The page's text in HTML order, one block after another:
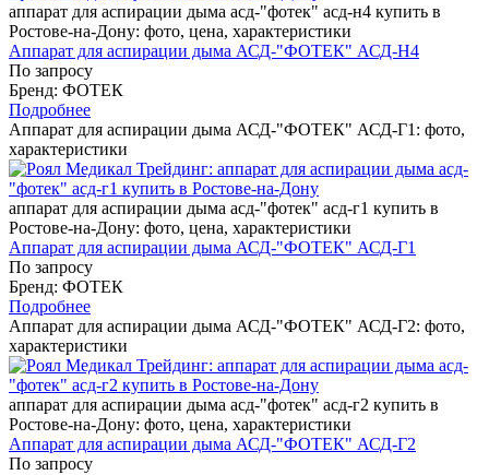
аппарат для аспирации дыма асд-"фотек" асд-н4 купить в
Ростове-на-Дону: фото, цена, характеристики
Аппарат для аспирации дыма АСД-"ФОТЕК" АСД-Н4
По запросу
Бренд: ФОТЕК
Подробнее
Аппарат для аспирации дыма АСД-"ФОТЕК" АСД-Г1: фото,
характеристики
аппарат для аспирации дыма асд-"фотек" асд-г1 купить в
Ростове-на-Дону: фото, цена, характеристики
Аппарат для аспирации дыма АСД-"ФОТЕК" АСД-Г1
По запросу
Бренд: ФОТЕК
Подробнее
Аппарат для аспирации дыма АСД-"ФОТЕК" АСД-Г2: фото,
характеристики
аппарат для аспирации дыма асд-"фотек" асд-г2 купить в
Ростове-на-Дону: фото, цена, характеристики
Аппарат для аспирации дыма АСД-"ФОТЕК" АСД-Г2
По запросу